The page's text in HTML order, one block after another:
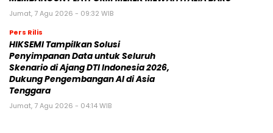
Jumat, 7 Agu 2026 - 09:32 WIB
Pers Rilis
HIKSEMI Tampilkan Solusi
Penyimpanan Data untuk Seluruh
Skenario di Ajang DTI Indonesia 2026,
Dukung Pengembangan AI di Asia
Tenggara
Jumat, 7 Agu 2026 - 04:14 WIB